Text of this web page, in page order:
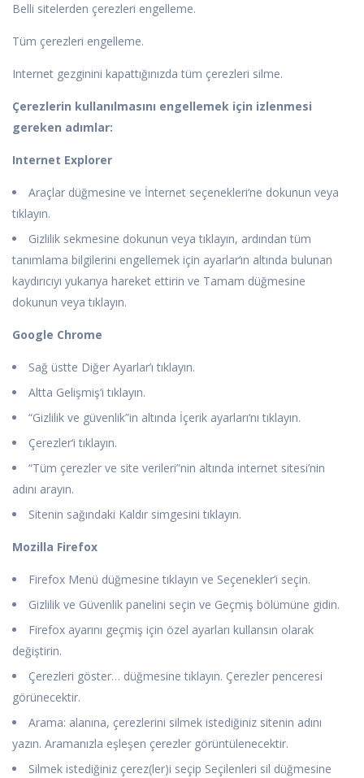
Belli sitelerden çerezleri engelleme.
Tüm çerezleri engelleme.
Internet gezginini kapattığınızda tüm çerezleri silme.
Çerezlerin kullanılmasını engellemek için izlenmesi
gereken adımlar:
Internet Explorer
Araçlar düğmesine ve İnternet seçenekleri‘ne dokunun veya
tıklayın.
Gizlilik sekmesine dokunun veya tıklayın, ardından tüm
tanımlama bilgilerini engellemek için ayarlar‘ın altında bulunan
kaydırıcıyı yukarıya hareket ettirin ve Tamam düğmesine
dokunun veya tıklayın.
Google Chrome
Sağ üstte Diğer Ayarlar’ı tıklayın.
Altta Gelişmiş‘i tıklayın.
“Gizlilik ve güvenlik”in altında İçerik ayarları‘nı tıklayın.
Çerezler‘i tıklayın.
“Tüm çerezler ve site verileri”nin altında internet sitesi’nin
adını arayın.
Sitenin sağındaki Kaldır simgesini tıklayın.
Mozilla Firefox
Firefox Menü düğmesine tıklayın ve Seçenekler’i seçin.
Gizlilik ve Güvenlik panelini seçin ve Geçmiş bölümüne gidin.
Firefox ayarını geçmiş için özel ayarları kullansın olarak
değiştirin.
Çerezleri göster… düğmesine tıklayın. Çerezler penceresi
görünecektir.
Arama: alanına, çerezlerini silmek istediğiniz sitenin adını
yazın. Aramanızla eşleşen çerezler görüntülenecektir.
Silmek istediğiniz çerez(ler)i seçip Seçilenleri sil düğmesine